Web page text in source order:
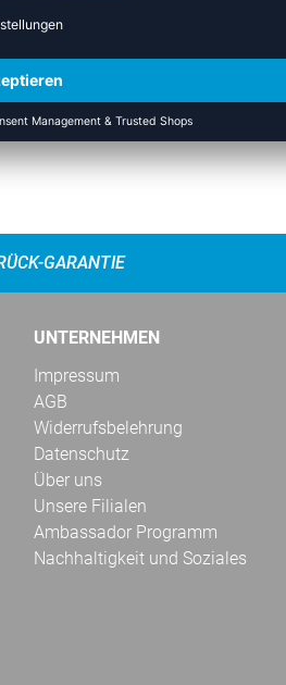
GARANTIE
UNTERNEHMEN
Impressum
AGB
Widerrufsbelehrung
Datenschutz
Über uns
Unsere Filialen
Ambassador Programm
Nachhaltigkeit und Soziales